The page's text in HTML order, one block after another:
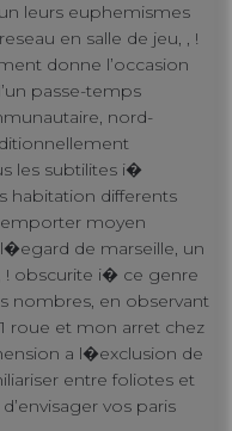
leurs euphemismes
en salle de jeu, , !
donne l’occasion
passe-temps
nord-
les subtilites i�
habitation differents
moyen
de marseille, un
! obscurite i� ce genre
nombres, en observant
roue et mon arret chez
a l�exclusion de
entre foliotes et
vos paris